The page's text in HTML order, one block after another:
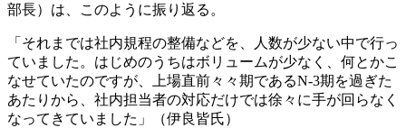
部長）は、このように振り返る。
「それまでは社内規程の整備などを、人数が少ない中で行っ
ていました。はじめのうちはボリュームが少なく、何とかこ
なせていたのですが、上場直前々々期であるN-3期を過ぎた
あたりから、社内担当者の対応だけでは徐々に手が回らなく
なってきていました」（伊良皆氏）